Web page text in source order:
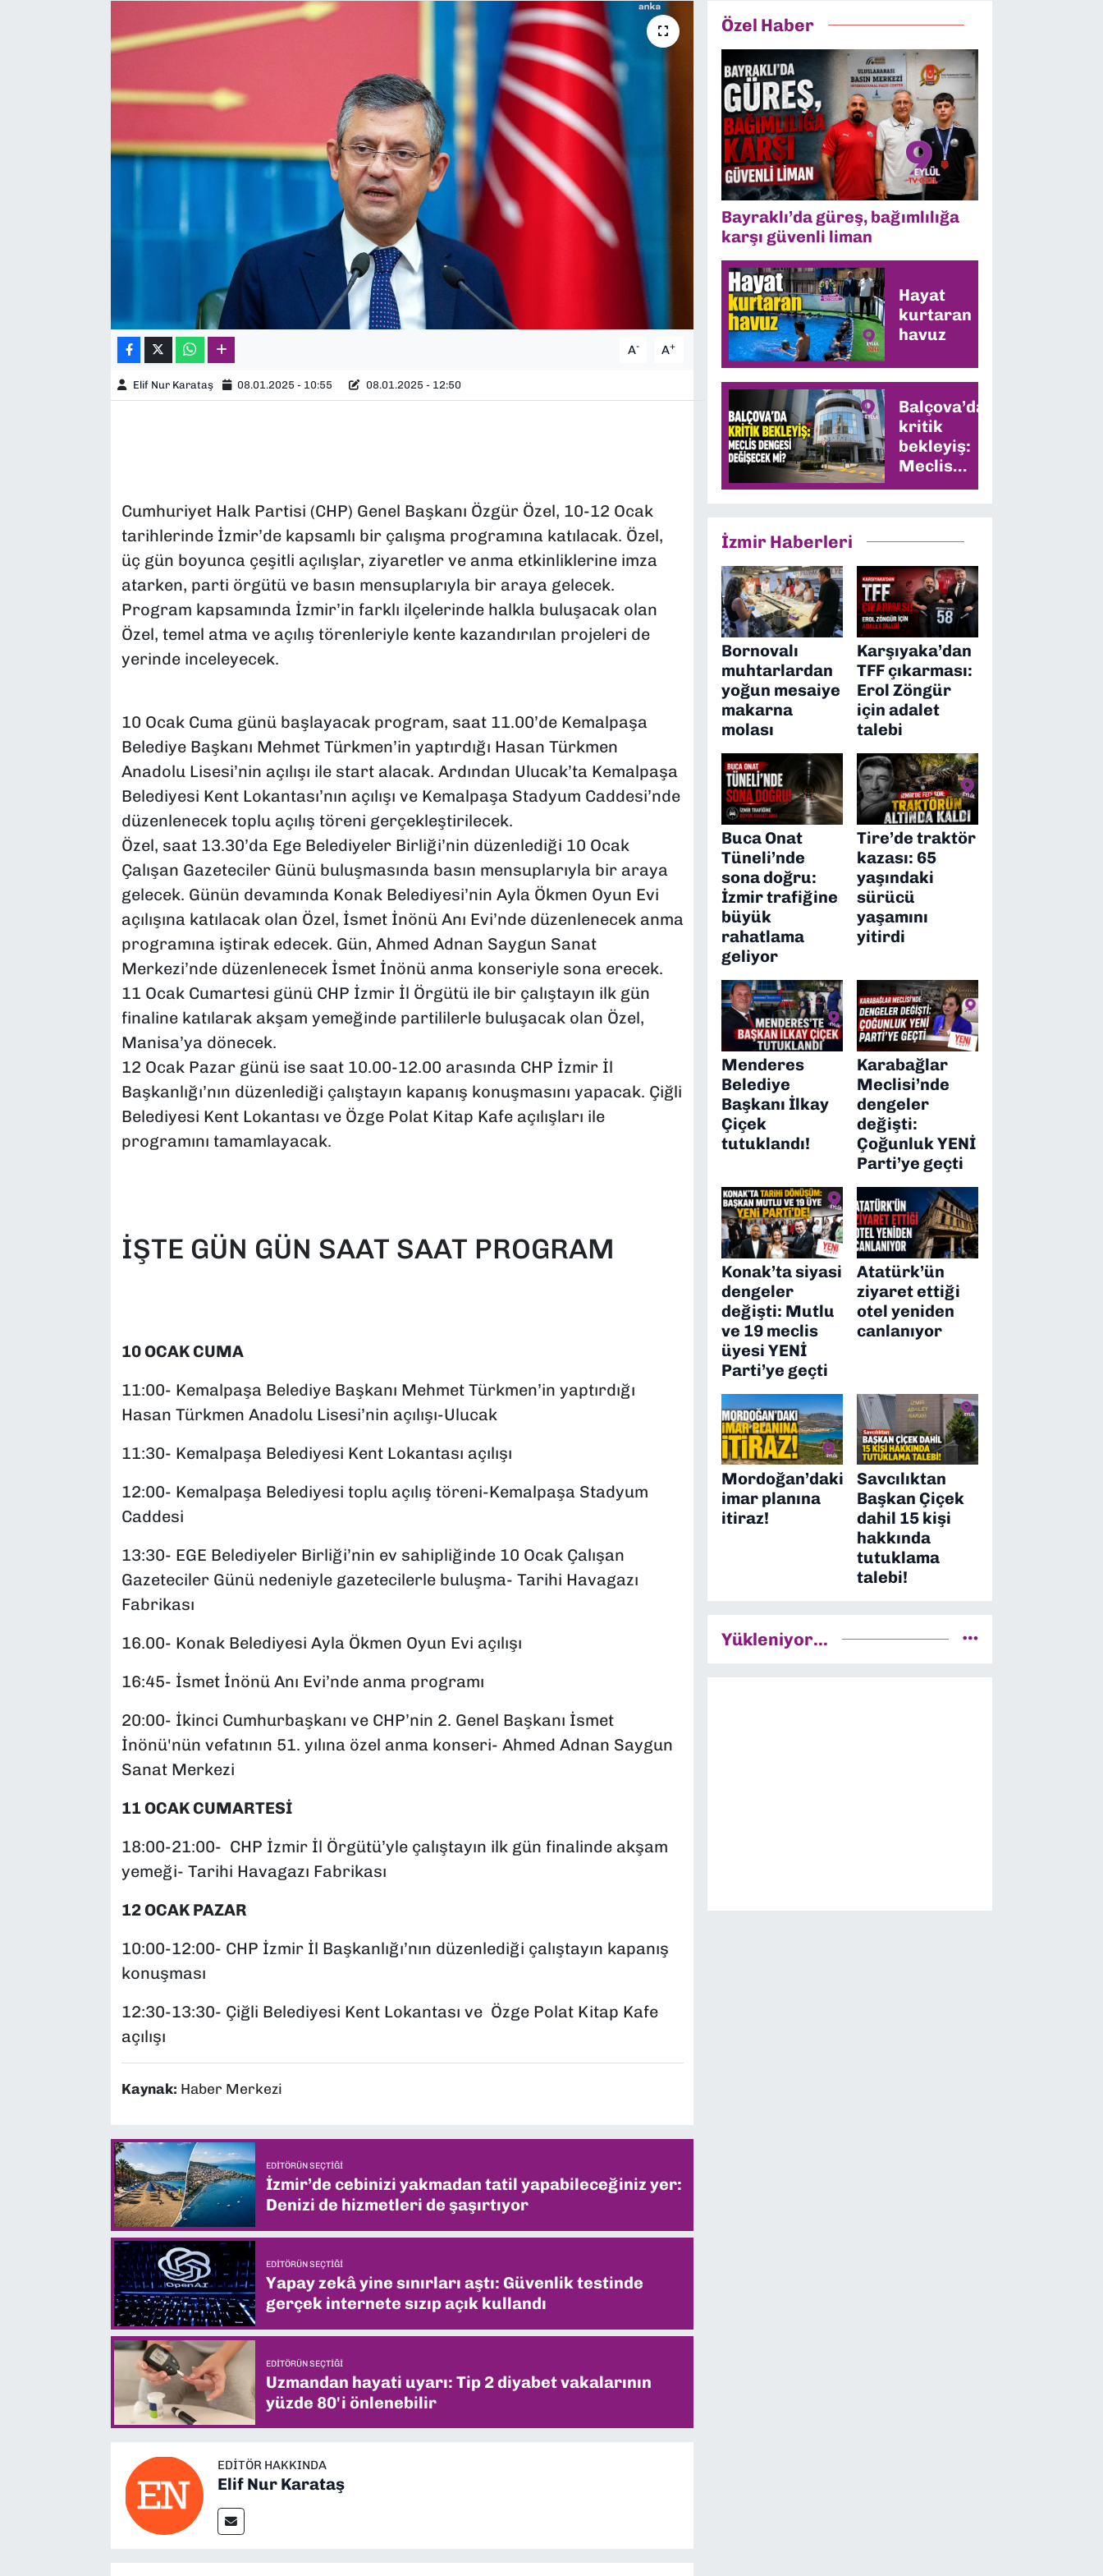
A- A+
Elif Nur Karataş 08.01.2025 - 10:55 08.01.2025 - 12:50
Cumhuriyet Halk Partisi (CHP) Genel Başkanı Özgür Özel, 10-12 Ocak
tarihlerinde İzmir’de kapsamlı bir çalışma programına katılacak. Özel,
üç gün boyunca çeşitli açılışlar, ziyaretler ve anma etkinliklerine imza
atarken, parti örgütü ve basın mensuplarıyla bir araya gelecek.
Program kapsamında İzmir’in farklı ilçelerinde halkla buluşacak olan
Özel, temel atma ve açılış törenleriyle kente kazandırılan projeleri de
yerinde inceleyecek.
10 Ocak Cuma günü başlayacak program, saat 11.00’de Kemalpaşa
Belediye Başkanı Mehmet Türkmen’in yaptırdığı Hasan Türkmen
Anadolu Lisesi’nin açılışı ile start alacak. Ardından Ulucak’ta Kemalpaşa
Belediyesi Kent Lokantası’nın açılışı ve Kemalpaşa Stadyum Caddesi’nde
düzenlenecek toplu açılış töreni gerçekleştirilecek.
Özel, saat 13.30’da Ege Belediyeler Birliği’nin düzenlediği 10 Ocak
Çalışan Gazeteciler Günü buluşmasında basın mensuplarıyla bir araya
gelecek. Günün devamında Konak Belediyesi’nin Ayla Ökmen Oyun Evi
açılışına katılacak olan Özel, İsmet İnönü Anı Evi’nde düzenlenecek anma
programına iştirak edecek. Gün, Ahmed Adnan Saygun Sanat
Merkezi’nde düzenlenecek İsmet İnönü anma konseriyle sona erecek.
11 Ocak Cumartesi günü CHP İzmir İl Örgütü ile bir çalıştayın ilk gün
finaline katılarak akşam yemeğinde partililerle buluşacak olan Özel,
Manisa’ya dönecek.
12 Ocak Pazar günü ise saat 10.00-12.00 arasında CHP İzmir İl
Başkanlığı’nın düzenlediği çalıştayın kapanış konuşmasını yapacak. Çiğli
Belediyesi Kent Lokantası ve Özge Polat Kitap Kafe açılışları ile
programını tamamlayacak.
İŞTE GÜN GÜN SAAT SAAT PROGRAM
10 OCAK CUMA
11:00- Kemalpaşa Belediye Başkanı Mehmet Türkmen’in yaptırdığı
Hasan Türkmen Anadolu Lisesi’nin açılışı-Ulucak
11:30- Kemalpaşa Belediyesi Kent Lokantası açılışı
12:00- Kemalpaşa Belediyesi toplu açılış töreni-Kemalpaşa Stadyum
Caddesi
13:30- EGE Belediyeler Birliği’nin ev sahipliğinde 10 Ocak Çalışan
Gazeteciler Günü nedeniyle gazetecilerle buluşma- Tarihi Havagazı
Fabrikası
16.00- Konak Belediyesi Ayla Ökmen Oyun Evi açılışı
16:45- İsmet İnönü Anı Evi’nde anma programı
20:00- İkinci Cumhurbaşkanı ve CHP’nin 2. Genel Başkanı İsmet
İnönü'nün vefatının 51. yılına özel anma konseri- Ahmed Adnan Saygun
Sanat Merkezi
11 OCAK CUMARTESİ
18:00-21:00- CHP İzmir İl Örgütü’yle çalıştayın ilk gün finalinde akşam
yemeği- Tarihi Havagazı Fabrikası
12 OCAK PAZAR
10:00-12:00- CHP İzmir İl Başkanlığı’nın düzenlediği çalıştayın kapanış
konuşması
12:30-13:30- Çiğli Belediyesi Kent Lokantası ve Özge Polat Kitap Kafe
açılışı
Kaynak: Haber Merkezi
EDITÖRÜN SEÇTIĞI
İzmir’de cebinizi yakmadan tatil yapabileceğiniz yer:
Denizi de hizmetleri de şaşırtıyor
EDITÖRÜN SEÇTIĞI
Yapay zekâ yine sınırları aştı: Güvenlik testinde
gerçek internete sızıp açık kullandı
EDITÖRÜN SEÇTIĞI
Uzmandan hayati uyarı: Tip 2 diyabet vakalarının
yüzde 80'i önlenebilir
EDITÖR HAKKINDA
Elif Nur Karataş
Özel Haber
Bayraklı’da güreş, bağımlılığa
karşı güvenli liman
Hayat
kurtaran
havuz
Balçova’da
kritik
bekleyiş:
Meclis
dengesi
İzmir Haberleri
Bornovalı
muhtarlardan
yoğun mesaiye
makarna
molası
Karşıyaka’dan
TFF çıkarması:
Erol Zöngür
için adalet
talebi
Buca Onat
Tüneli’nde
sona doğru:
İzmir trafiğine
büyük
rahatlama
geliyor
Tire’de traktör
kazası: 65
yaşındaki
sürücü
yaşamını
yitirdi
Menderes
Belediye
Başkanı İlkay
Çiçek
tutuklandı!
Karabağlar
Meclisi’nde
dengeler
değişti:
Çoğunluk YENİ
Parti’ye geçti
Konak’ta siyasi
dengeler
değişti: Mutlu
ve 19 meclis
üyesi YENİ
Parti’ye geçti
Atatürk’ün
ziyaret ettiği
otel yeniden
canlanıyor
Mordoğan’daki
imar planına
itiraz!
Savcılıktan
Başkan Çiçek
dahil 15 kişi
hakkında
tutuklama
talebi!
Yükleniyor...
YEREL YÖNETİMLER